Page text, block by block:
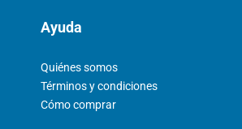
Ayuda
Quiénes somos
Términos y condiciones
Cómo comprar